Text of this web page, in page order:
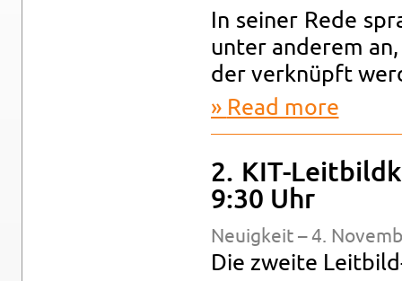
In seiner Rede
unter an­derem
der verknüpft
Read more
2. KIT-
9:30 Uhr
Neuigkeit – 4.
Die zweite